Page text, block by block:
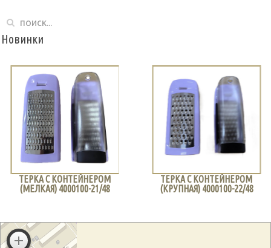
Новинки
ТЕРКА С КОНТЕЙНЕРОМ
(МЕЛКАЯ) 4000100-21/48
ТЕРКА С КОНТЕЙНЕРОМ
(КРУПНАЯ) 4000100-22/48